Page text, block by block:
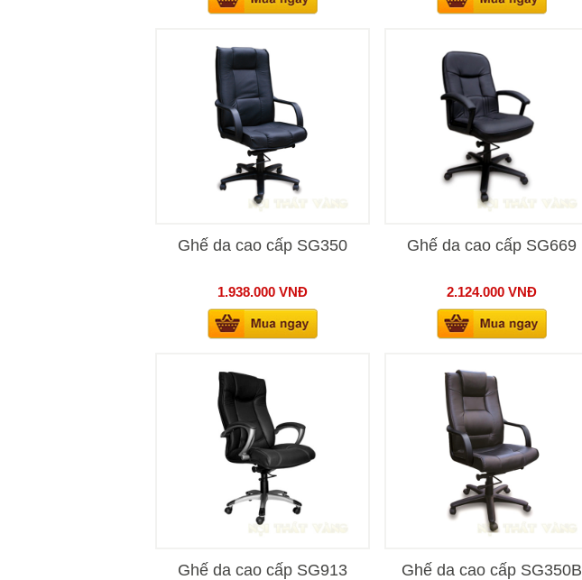
Ghế da cao cấp SG350
1.938.000 VNĐ
Ghế da cao cấp SG669
2.124.000 VNĐ
Ghế da cao cấp SG913 Ghế da cao cấp SG350B